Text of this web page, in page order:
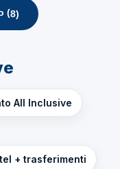
(8)
All Inclusive
+ trasferimenti